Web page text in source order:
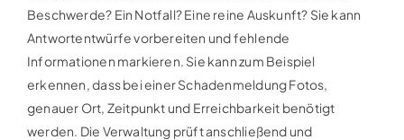
Beschwerde? Ein Notfall? Eine reine Auskunft? Sie kann
Antwortentwürfe vorbereiten und fehlende
Informationen markieren. Sie kann zum Beispiel
erkennen, dass bei einer Schadenmeldung Fotos,
genauer Ort, Zeitpunkt und Erreichbarkeit benötigt
werden. Die Verwaltung prüft anschließend und